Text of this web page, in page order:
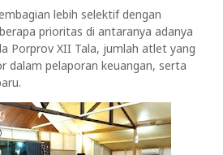
lebih selektif dengan
prioritas di antaranya adanya
Porprov XII Tala, jumlah atlet yang
dalam pelaporan keuangan, serta